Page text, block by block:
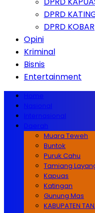
DPRD
DPRD KOBAR
Opini
Kriminal
Bisnis
Entertainment
Home
Nasional
Internasional
Daerah
Muara Teweh
Buntok
Puruk Cahu
Tamiang
Kapuas
Katingan
Gunung Mas
KABUPATEN